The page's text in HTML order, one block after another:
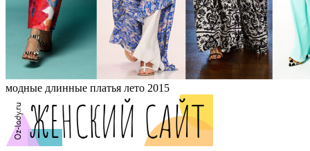
модные длинные платья лето 2015